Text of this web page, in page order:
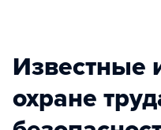
Известные
охране